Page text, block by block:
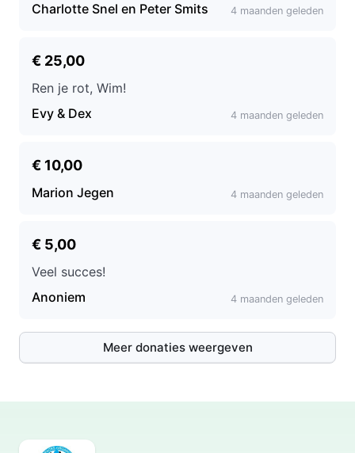
Charlotte Snel en Peter Smits
4 maanden geleden
€ 25,00
Ren je rot, Wim!
Evy & Dex
4 maanden geleden
€ 10,00
Marion Jegen 4 maanden geleden
€ 5,00
Veel succes!
Anoniem
4 maanden geleden
Meer donaties weergeven